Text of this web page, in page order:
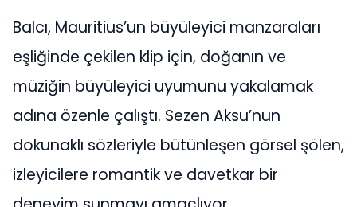
Balcı, Mauritius’un büyüleyici manzaraları
eşliğinde çekilen klip için, doğanın ve
müziğin büyüleyici uyumunu yakalamak
adına özenle çalıştı. Sezen Aksu’nun
dokunaklı sözleriyle bütünleşen görsel şölen,
izleyicilere romantik ve davetkar bir